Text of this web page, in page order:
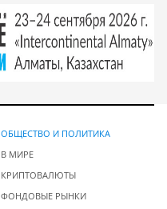
ОБЩЕСТВО И ПОЛИТИКА
В МИРЕ
КРИПТОВАЛЮТЫ
ФОНДОВЫЕ РЫНКИ